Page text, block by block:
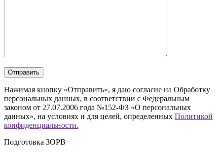
Нажимая кнопку «Отправить», я даю согласие на Обработку
персональных данных, в соответствии с Федеральным
законом от 27.07.2006 года №152-ФЗ «О персональных
данных», на условиях и для целей, определенных Политикой
конфиденциальности.
Подготовка ЗОРВ